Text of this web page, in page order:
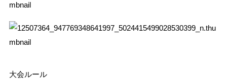
大会ルール